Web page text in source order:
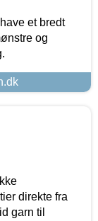
et bredt
og
direkte fra
garn til